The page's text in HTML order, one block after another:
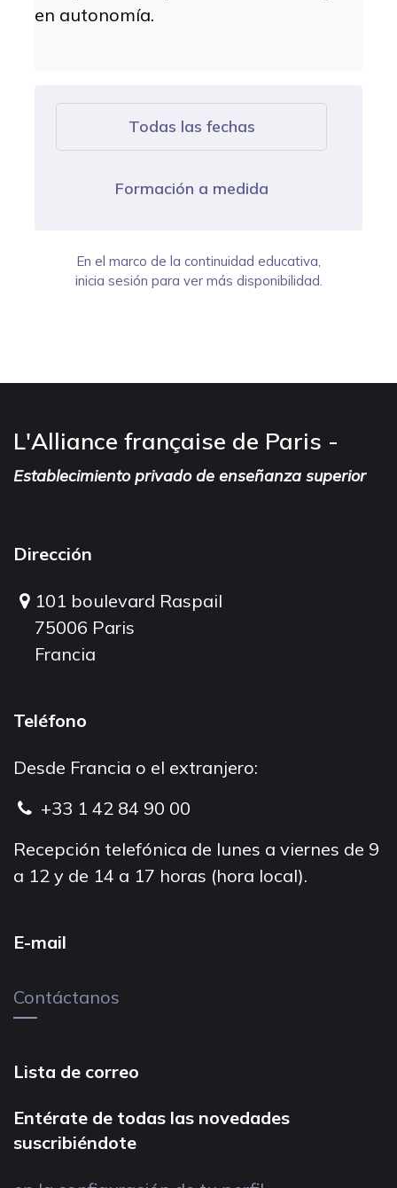
en autonomía.
Todas las fechas
Formación a medida
En el marco de la continuidad educativa,
inicia sesión para ver más disponibilidad.
L'Alliance française de Paris -
Establecimiento privado de enseñanza superior
Dirección
101 boulevard Raspail
75006 Paris
Francia
Teléfono
Desde Francia o el extranjero:
+33 1 42 84 90 00
Recepción telefónica de lunes a viernes de 9
a 12 y de 14 a 17 horas (hora local).
E-mail
Contáctanos
Lista de correo
Entérate de todas las novedades
suscribiéndote